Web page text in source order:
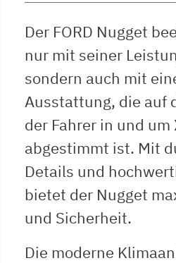
Der FORD Nugget
nur mit seiner
sondern auch mit
Ausstattung, die auf
der Fahrer in und um
abgestimmt ist. Mit
Details und
bietet der Nugget
und Sicherheit.
Die moderne